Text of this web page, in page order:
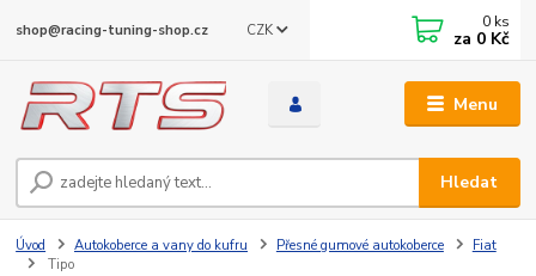
Menu
CZK
Hledat
shop@racing-tuning-shop.cz 0 ks
za 0 Kč
Úvod Autokoberce a vany do kufru Přesné gumové autokoberce
Fiat
Tipo